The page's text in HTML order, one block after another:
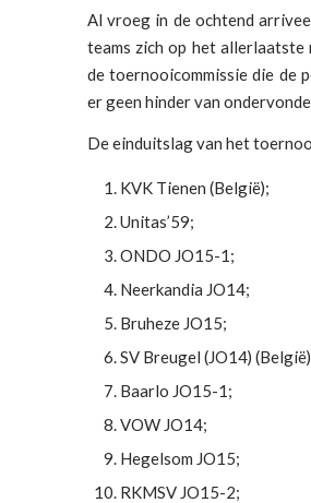
Al vroeg in de ochtend
teams zich op het allerlaatste
de toernooicommissie die de
er geen hinder van
De einduitslag van het
KVK Tienen (België);
Unitas’59;
ONDO JO15-1;
Neerkandia JO14;
Bruheze JO15;
SV Breugel (JO14)
Baarlo JO15-1;
VOW JO14;
Hegelsom JO15;
RKMSV JO15-2;